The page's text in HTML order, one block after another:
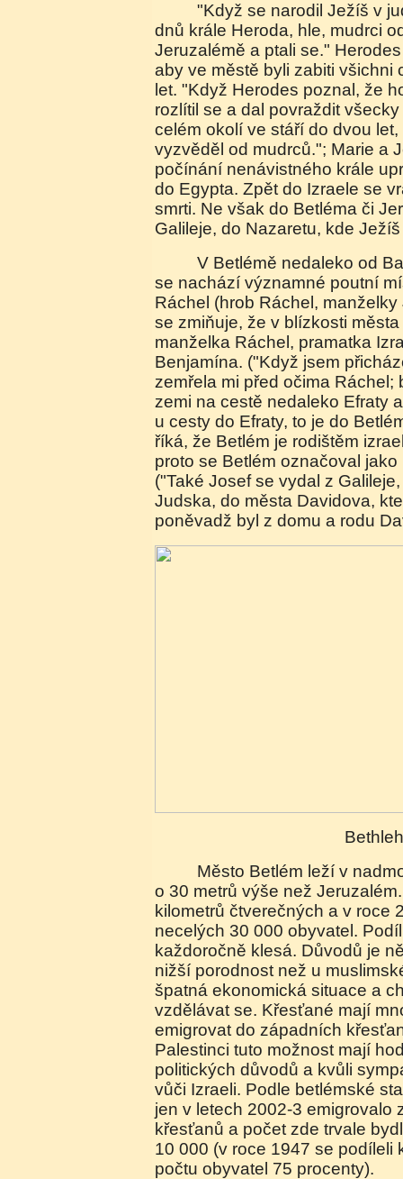
"Když se narodil Ježíš v judském Betlémě za
dnů krále Heroda, hle, mudrci
Jeruzalémě a ptali se."
aby ve městě byli zabiti všichni
let. "Když Herodes poznal, že
rozlítil se a dal povraždit
celém okolí ve stáří do dvou
vyzvěděl od mudrců."; Marie a
počínání nenávistného krále
do Egypta. Zpět do Izraele se
smrti. Ne však do Betléma či
Galileje, do Nazaretu, kde
V Betlémě nedaleko od Baziliky Narození páně
se nachází významné poutní
Ráchel (hrob Ráchel,
se zmiňuje, že v blízkosti
manželka Ráchel, pramatka
Benjamína. ("Když jsem
zemřela mi před očima Ráchel;
zemi na cestě nedaleko Efraty
u cesty do Efraty, to je do
říká, že Betlém je rodištěm
proto se Betlém označoval
("Také Josef se vydal z
Judska, do města Davidova,
poněvadž byl z domu a rodu
Město Betlém leží v nadmořské výšce 765 metrů
o 30 metrů výše než
kilometrů čtverečných a v roce
necelých 30 000 obyvatel.
každoročně klesá. Důvodů je
nižší porodnost než u
špatná ekonomická situace a
vzdělávat se. Křesťané mají
emigrovat do západních
Palestinci tuto možnost mají
politických důvodů a kvůli
vůči Izraeli. Podle betlémské
jen v letech 2002-3 emigrovalo
křesťanů a počet zde trvale
10 000 (v roce 1947 se podíleli
počtu obyvatel 75 procenty).